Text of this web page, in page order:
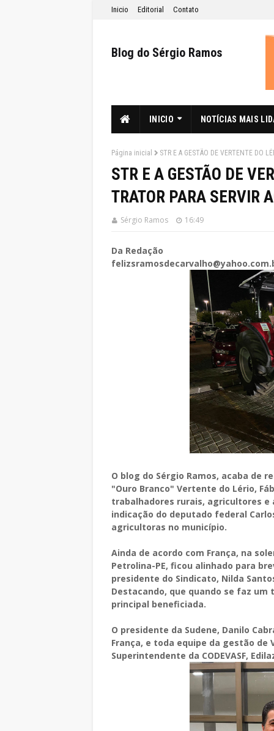
Inicio Editorial Contato
Blog do Sérgio Ramos
INICIO NOTÍCIAS MAIS
Página inicial STR E A GESTÃO DE VERTENTE DO
STR E A GESTÃO DE
TRATOR PARA SERVIR
Sérgio Ramos 16:49
Da Redação
O blog do Sérgio Ramos, acaba de
"Ouro Branco" Vertente do Lério,
trabalhadores rurais, agricultores e
indicação do deputado federal
agricultoras no município.
Ainda de acordo com França, na
Petrolina-PE, ficou alinhado para
presidente do Sindicato, Nilda
Destacando, que quando se faz um
principal beneficiada.
O presidente da Sudene, Danilo
França, e toda equipe da gestão
Superintendente da CODEVASF,